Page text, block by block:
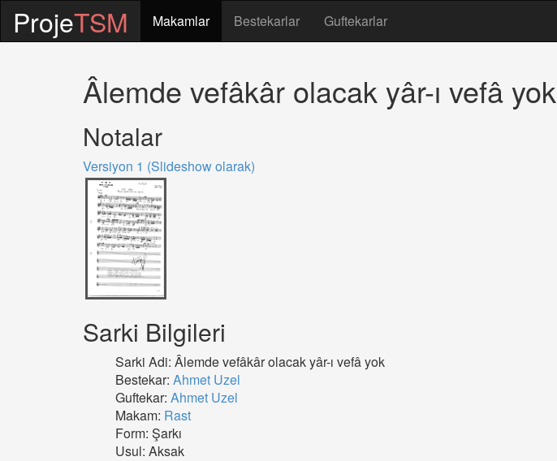
ProjeTSM Makamlar Bestekarlar Guftekarlar
Âlemde vefâkâr olacak yâr-ı vefâ yok
Notalar
Versiyon 1 (Slideshow olarak)
Sarki Bilgileri
Sarki Adi: Âlemde vefâkâr olacak yâr-ı vefâ yok
Bestekar: Ahmet Uzel
Guftekar: Ahmet Uzel
Makam: Rast
Form: Şarkı
Usul: Aksak